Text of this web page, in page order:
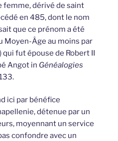
femme, dérivé de saint
en 485, dont le nom
que ce prénom a été
Moyen-Âge au moins par
) qui fut épouse de Robert II
Angot in Généalogies
ici par bénéfice
détenue par un
moyennant un service
confondre avec un